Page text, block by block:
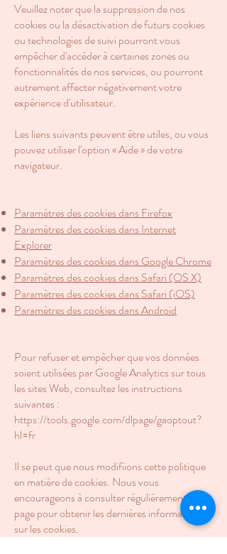
Veuillez noter que la suppression de nos
cookies ou la désactivation de futurs cookies
ou technologies de suivi pourront vous
empêcher d'accéder à certaines zones ou
fonctionnalités de nos services, ou pourront
autrement affecter négativement votre
expérience d'utilisateur.
Les liens suivants peuvent être utiles, ou vous
pouvez utiliser l'option « Aide » de votre
navigateur.
Paramètres des cookies dans Firefox
Paramètres des cookies dans Internet
Explorer
Paramètres des cookies dans Google Chrome
Paramètres des cookies dans Safari (OS X)
Paramètres des cookies dans Safari (iOS)
Paramètres des cookies dans Android
Pour refuser et empêcher que vos données
soient utilisées par Google Analytics sur tous
les sites Web, consultez les instructions
suivantes :
https://tools.google.com/dlpage/gaoptout?
hl=fr
Il se peut que nous modifiions cette politique
en matière de cookies. Nous vous
encourageons à consulter régulièrement cette
page pour obtenir les dernières informations
sur les cookies.